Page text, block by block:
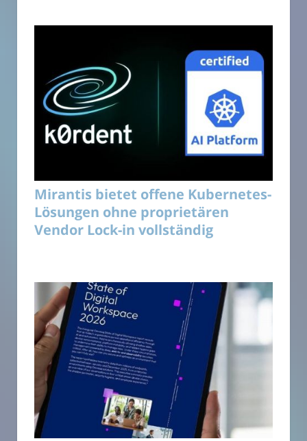
Mirantis bietet offene Kubernetes-
Lösungen ohne proprietären
Vendor Lock-in vollständig